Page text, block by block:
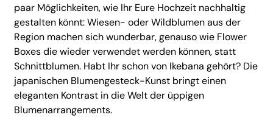
paar Möglichkeiten, wie Ihr Eure Hochzeit nachhaltig
gestalten könnt: Wiesen- oder Wildblumen aus der
Region machen sich wunderbar, genauso wie Flower
Boxes die wieder verwendet werden können, statt
Schnittblumen. Habt Ihr schon von Ikebana gehört? Die
japanischen Blumengesteck-Kunst bringt einen
eleganten Kontrast in die Welt der üppigen
Blumenarrangements.